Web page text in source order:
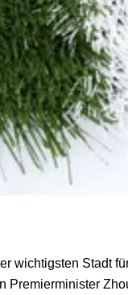
wichtigsten Stadt
Premierminister